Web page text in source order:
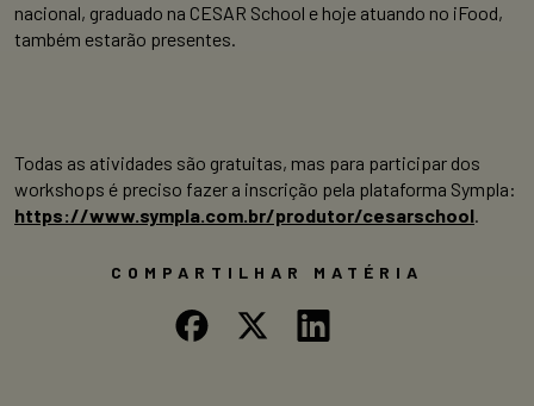
nacional, graduado na CESAR School e hoje atuando no iFood,
também estarão presentes.
Todas as atividades são gratuitas, mas para participar dos
workshops é preciso fazer a inscrição pela plataforma Sympla:
https://www.sympla.com.br/produtor/cesarschool.
COMPARTILHAR MATÉRIA